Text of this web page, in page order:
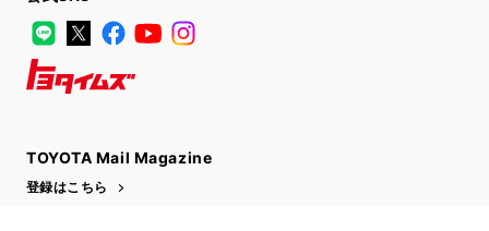
LINE
X FacebookYouTube
TOYOTA Mail Magazine
登録はこちら